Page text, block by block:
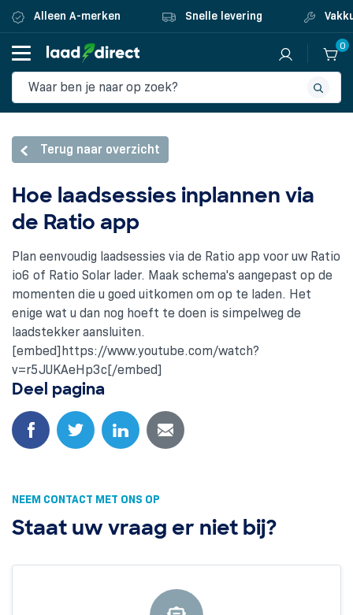
Alleen A-merken Snelle levering
0
Terug naar overzicht
Hoe laadsessies inplannen via
de Ratio app
Plan eenvoudig laadsessies via de Ratio app voor uw Ratio
io6 of Ratio Solar lader. Maak schema's aangepast op de
momenten die u goed uitkomen om op te laden. Het
enige wat u dan nog hoeft te doen is simpelweg de
laadstekker aansluiten.
[embed]https://www.youtube.com/watch?
v=r5JUKAeHp3c[/embed]
Deel pagina
NEEM CONTACT MET ONS OP
Staat uw vraag er niet bij?